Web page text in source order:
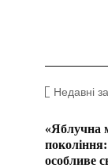
Недавні
«Яблучна
особливе